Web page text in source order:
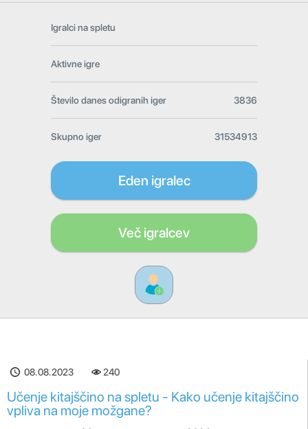
Igralci na spletu
Aktivne igre
Število danes odigranih iger 3836
Skupno iger 31534913
Eden igralec
Več igralcev
08.08.2023 240
Učenje kitajščino na spletu - Kako učenje kitajščino
vpliva na moje možgane?